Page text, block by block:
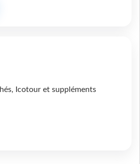
Icotour et suppléments